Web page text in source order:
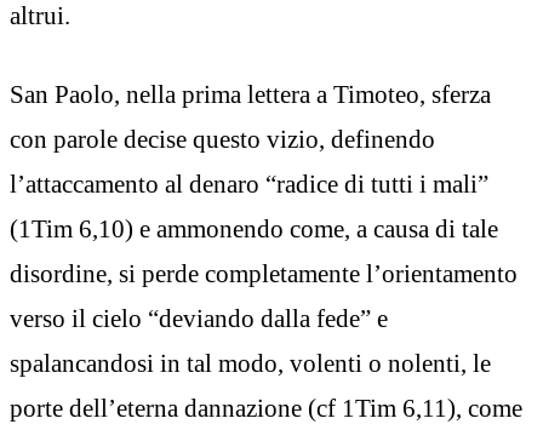
altrui.
San Paolo, nella prima lettera a Timoteo, sferza
con parole decise questo vizio, definendo
l’attaccamento al denaro “radice di tutti i mali”
(1Tim 6,10) e ammonendo come, a causa di tale
disordine, si perde completamente l’orientamento
verso il cielo “deviando dalla fede” e
spalancandosi in tal modo, volenti o nolenti, le
porte dell’eterna dannazione (cf 1Tim 6,11), come